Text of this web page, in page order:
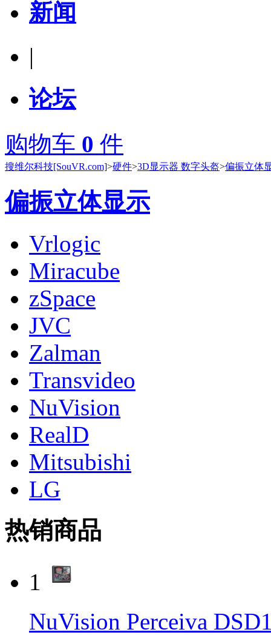
新闻
|
论坛
购物车 0 件
搜维尔科技[SouVR.com]>硬件>3D显示器 数字头盔>偏振立体
偏振立体显示
Vrlogic
Miracube
zSpace
JVC
Zalman
Transvideo
NuVision
RealD
Mitsubishi
LG
热销商品
1
NuVision Perceiva